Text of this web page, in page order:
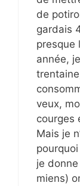
de
gardais
presque
année,
veux,
courges
Mais je
je
miens)